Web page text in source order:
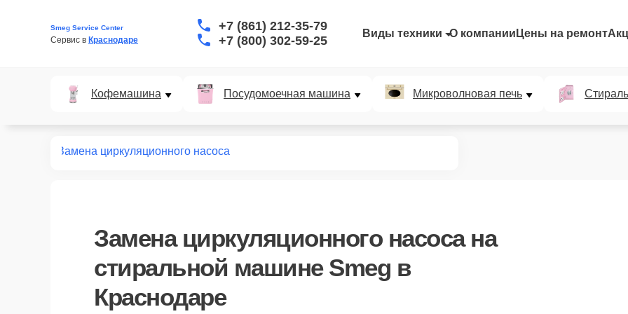
Smeg Service Center
Сервис в Краснодаре
+7 (861) 212-35-79
+7 (800) 302-59-25
Виды техники О компании Цены на ремонт
Кофемашина Посудомоечная машина Микроволновая печь
Замена циркуляционного насоса
Замена циркуляционного насосана
стиральной машине Smeg в
Краснодаре